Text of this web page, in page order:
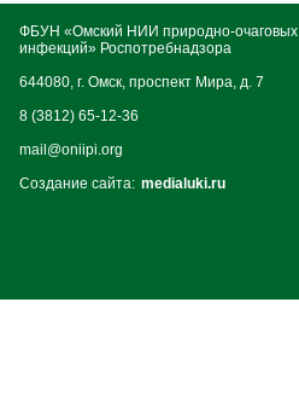
ФБУН «Омский НИИ природно-очаговых
инфекций» Роспотребнадзора
644080, г. Омск, проспект Мира, д. 7
8 (3812) 65-12-36
mail@oniipi.org
Создание сайта: medialuki.ru